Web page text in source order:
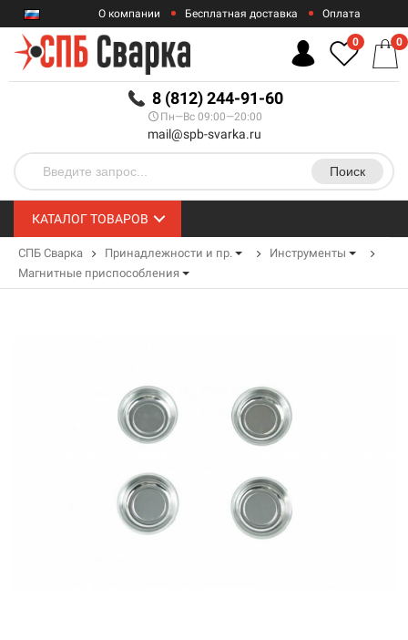
RUB
О компании Бесплатная доставка Оплата
Гарантии
8 (812) 244-91-60
Пн—Вс 09:00—20:00
mail@spb-svarka.ru
Поиск
0 0
КАТАЛОГ ТОВАРОВ
СПБ Сварка Принадлежности и пр.
Инструменты
Магнитные приспособления